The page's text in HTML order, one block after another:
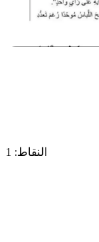
النقاط: 1